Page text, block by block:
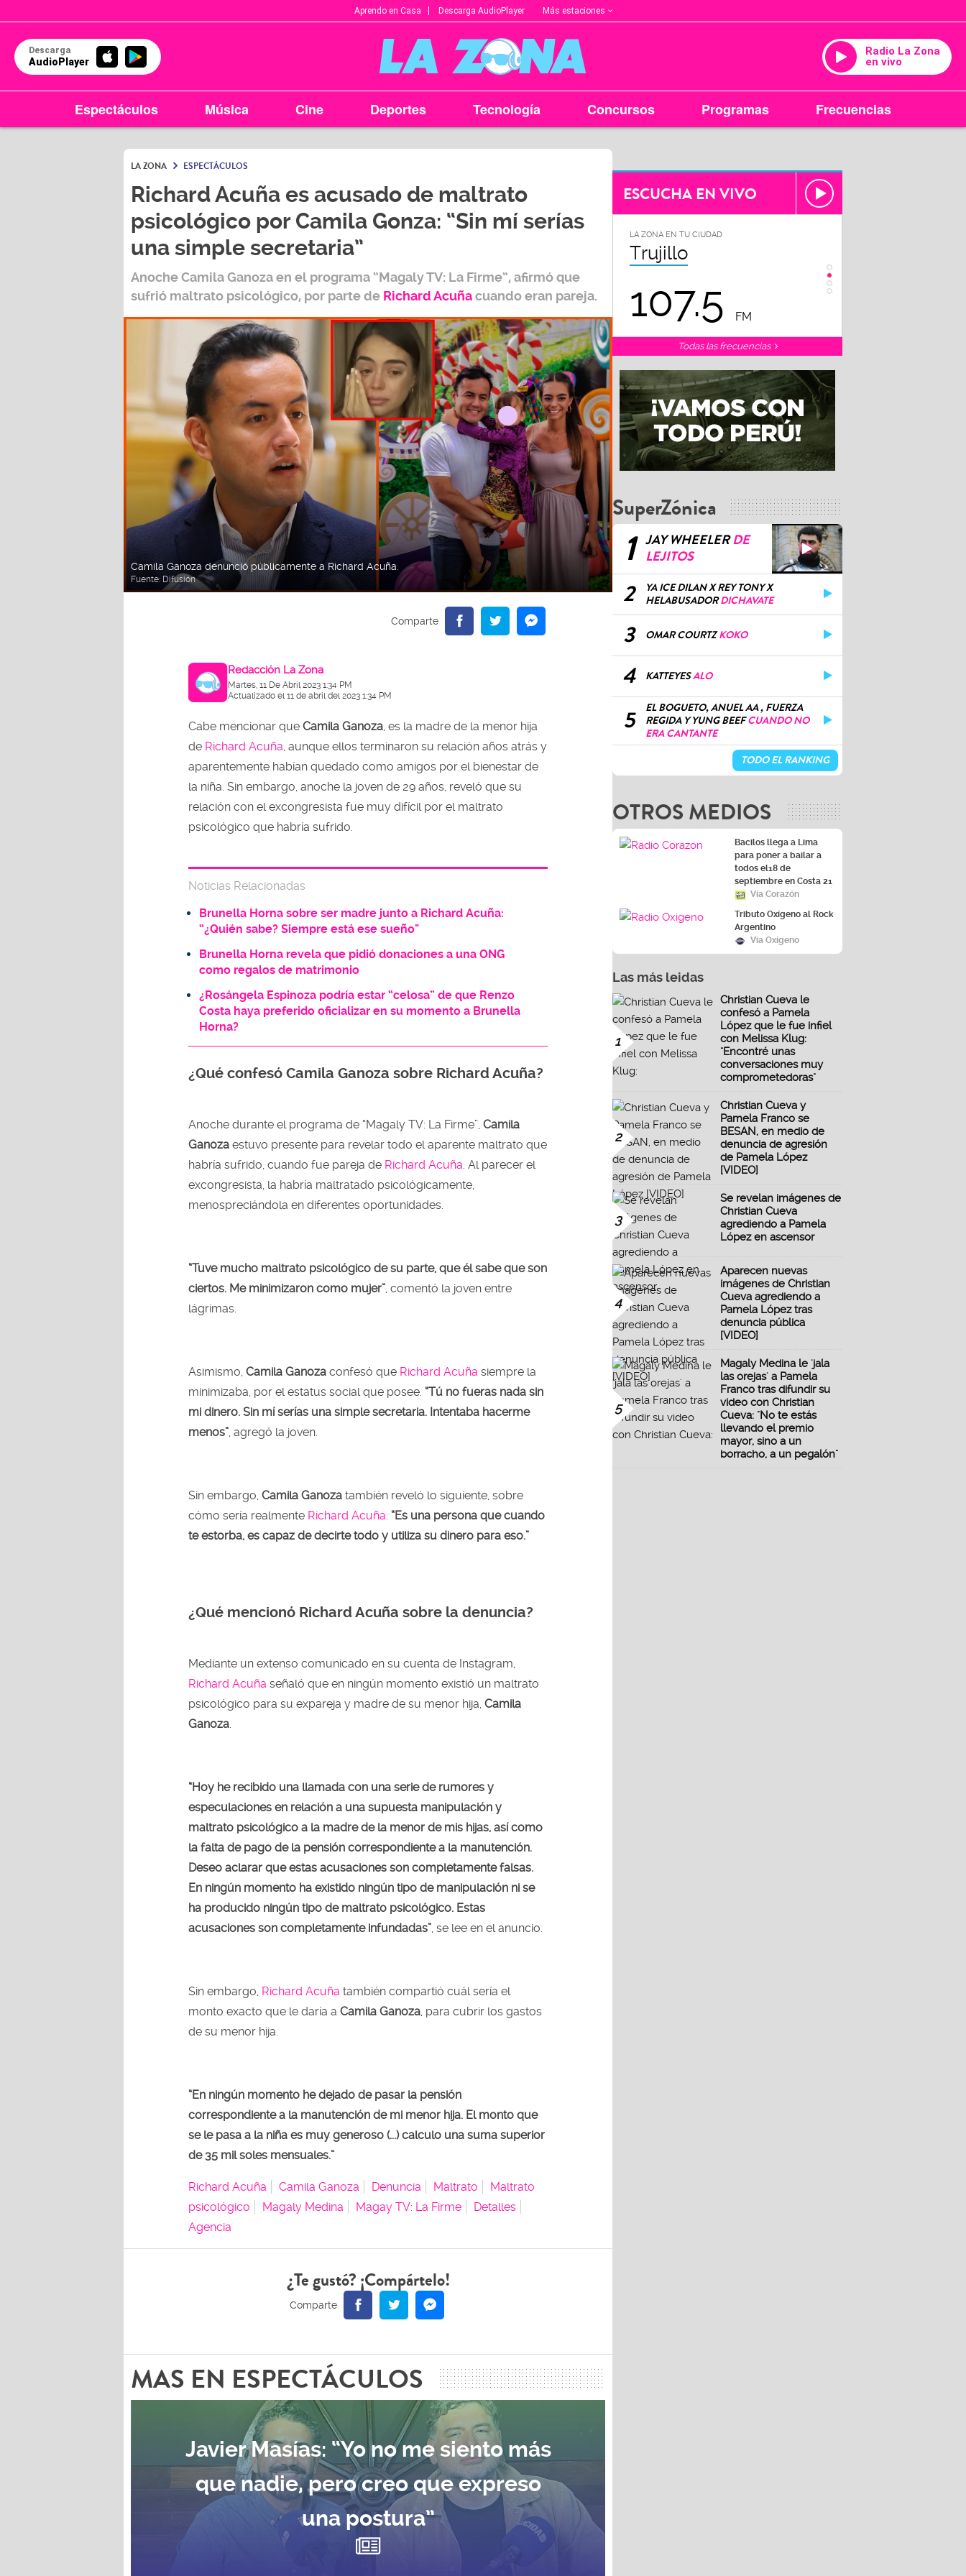
Aprendo en Casa Descarga AudioPlayer Más estaciones
Descarga
AudioPlayer
Radio La Zona
en vivo
Espectáculos Música Cine Deportes Tecnología Concursos Programas Frecuencias
LA ZONA ESPECTÁCULOS
Richard Acuña es acusado de maltrato
psicológico por Camila Gonza: “Sin mí serías
una simple secretaria”
AnocheCamila Ganozaen el programa “Magaly TV: La Firme”, afirmó que
sufrió maltrato psicológico, por parte de Richard Acuñacuando eran pareja.
Camila Ganoza denunció públicamente a Richard Acuña.
Fuente: Difusión
Redacción La Zona
Martes, 11 De Abril 2023 1:34 PM
Actualizado el 11 de abril del 2023 1:34 PM
Cabe mencionar que Camila Ganoza , es la madre de la menor hija
de Richard Acuña , aunque ellos terminaron su relación años atrás y
aparentemente habían quedado como amigos por el bienestar de
la niña. Sin embargo, anoche la joven de 29 años, reveló que su
relación con el excongresista fue muy difícil por el maltrato
psicológico que habría sufrido.
Noticias Relacionadas
Brunella Horna sobre ser madre junto a Richard Acuña:
“¿Quién sabe? Siempre está ese sueño"
Brunella Horna revela que pidió donaciones a una ONG
como regalos de matrimonio
¿Rosángela Espinoza podría estar “celosa” de que Renzo
Costa haya preferido oficializar en su momento a Brunella
Horna?
¿Qué confesó Camila Ganoza sobre Richard Acuña?
Anoche durante el programa de “Magaly TV: La Firme”, Camila
Ganoza estuvo presente para revelar todo el aparente maltrato que
habría sufrido, cuando fue pareja de Richard Acuña . Al parecer el
excongresista, la habría maltratado psicológicamente,
menospreciándola en diferentes oportunidades.
“Tuve mucho maltrato psicológico de su parte, que él sabe que son
ciertos. Me minimizaron como mujer” , comentó la joven entre
lágrimas.
Asimismo, Camila Ganoza confesó que Richard Acuña siempre la
minimizaba, por el estatus social que posee. “Tú no fueras nada sin
mi dinero. Sin mí serías una simple secretaria. Intentaba hacerme
menos” , agregó la joven.
Sin embargo, Camila Ganoza también reveló lo siguiente, sobre
cómo sería realmente Richard Acuña: “Es una persona que cuando
te estorba, es capaz de decirte todo y utiliza su dinero para eso.”
¿Qué mencionó Richard Acuña sobre la denuncia?
Mediante un extenso comunicado en su cuenta de Instagram,
Richard Acuña señaló que en ningún momento existió un maltrato
psicológico para su expareja y madre de su menor hija, Camila
Ganoza
“Hoy he recibido una llamada con una serie de rumores y
especulaciones en relación a una supuesta manipulación y
maltrato psicológico a la madre de la menor de mis hijas, así como
la falta de pago de la pensión correspondiente a la manutención.
Deseo aclarar que estas acusaciones son completamente falsas.
En ningún momento ha existido ningún tipo de manipulación ni se
ha producido ningún tipo de maltrato psicológico. Estas
acusaciones son completamente infundadas” , se lee en el anuncio.
Sin embargo, Richard Acuña también compartió cuál sería el
monto exacto que le daría a Camila Ganoza , para cubrir los gastos
de su menor hija.
“En ningún momento he dejado de pasar la pensión
correspondiente a la manutención de mi menor hija. El monto que
se le pasa a la niña es muy generoso (...) calculo una suma superior
de 35 mil soles mensuales.”
Richard Acuña Camila Ganoza Denuncia Maltrato
Maltrato
psicológico
Magaly Medina Magay TV: La Firme
Detalles
Agencia
¿Te gustó? ¡Compártelo!
MAS EN ESPECTÁCULOS
Javier Masías: “Yo no me siento más
que nadie, pero creo que expreso
una postura”
ESCUCHA EN VIVO
95.9 FM
LA ZONA EN TU CIUDAD
Trujillo
107.5 FM 102.3
Todas las frecuencias
SuperZónica
1 JAY WHEELERDE
LEJITOS
2
YA ICE DILAN X REY TONY X
HELABUSADORDICHAVATE
3 OMAR COURTZKOKO
4 KATTEYESALO
5
EL BOGUETO, ANUEL AA , FUERZA
REGIDA Y YUNG BEEFCUANDO NO
ERA CANTANTE
TODO EL RANKING
OTROS MEDIOS
Bacilos llega a Lima
para poner a bailar a
todos el18 de
septiembre en Costa 21
Vía Corazón
Tributo Oxígeno al Rock
Argentino
Vía Oxígeno
Las más leidas
1
Christian Cueva le
confesó a Pamela
López que le fue infiel
con Melissa Klug:
"Encontré unas
conversaciones muy
comprometedoras"
2
Christian Cueva y
Pamela Franco se
BESAN, en medio de
denuncia de agresión
de Pamela López
[VIDEO]
3
Se revelan imágenes de
Christian Cueva
agrediendo a Pamela
López en ascensor
4
Aparecen nuevas
imágenes de Christian
Cueva agrediendo a
Pamela López tras
denuncia pública
[VIDEO]
5
Magaly Medina le 'jala
las orejas' a Pamela
Franco tras difundir su
video con Christian
Cueva: "No te estás
llevando el premio
mayor, sino a un
borracho, a un pegalón"